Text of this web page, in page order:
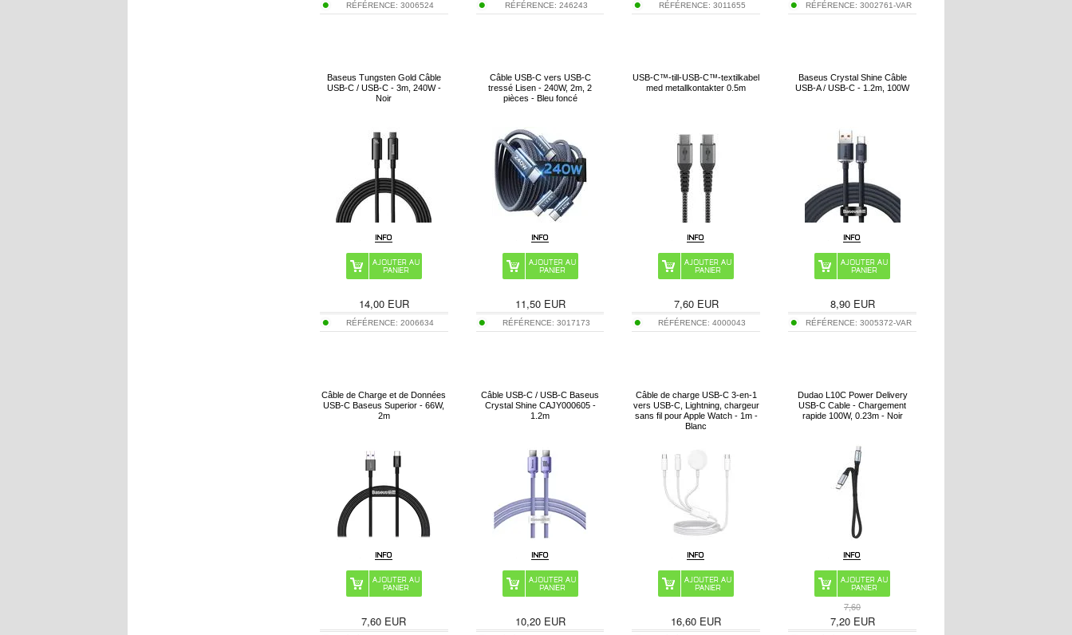
RÉFÉRENCE: 3006524 RÉFÉRENCE: 246243 RÉFÉRENCE: 3011655 RÉFÉRENCE: 3002761-VAR
Baseus Tungsten Gold Câble
USB-C / USB-C - 3m, 240W -
Noir
14,00EUR
RÉFÉRENCE: 2006634
Câble USB-C vers USB-C
tressé Lisen - 240W, 2m, 2
pièces - Bleu foncé
11,50EUR
RÉFÉRENCE: 3017173
USB-C™-till-USB-C™-textilkabel
med metallkontakter 0.5m
7,60EUR
RÉFÉRENCE:4000043
Baseus Crystal Shine Câble
USB-A / USB-C - 1.2m, 100W
8,90EUR
RÉFÉRENCE: 3005372-VAR
Câble de Charge et de Données
USB-C Baseus Superior - 66W,
2m
7,60 EUR
Câble USB-C / USB-C Baseus
Crystal Shine CAJY000605 -
1.2m
10,20EUR
Câble de charge USB-C 3-en-1
vers USB-C, Lightning, chargeur
sans fil pour Apple Watch - 1m -
Blanc
16,60 EUR
Dudao L10C Power Delivery
USB-C Cable - Chargement
rapide 100W, 0.23m - Noir
7,60
7,20EUR